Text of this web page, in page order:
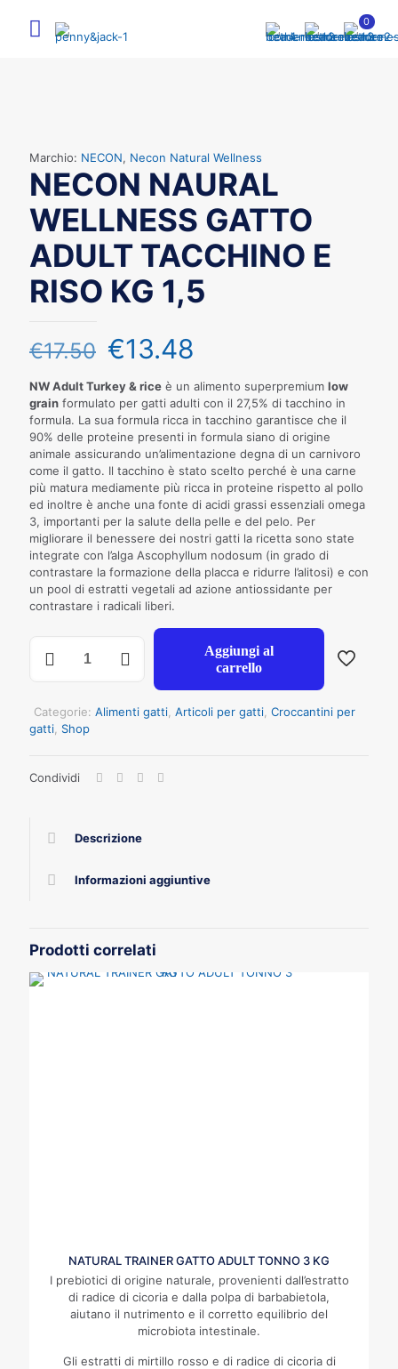
0
Marchio: NECON, Necon Natural Wellness
NECON NAURAL
WELLNESS GATTO
ADULT TACCHINO E
RISO KG 1,5
€17.50 €13.48
NW Adult Turkey & rice è un alimento superpremium low
grain formulato per gatti adulti con il 27,5% di tacchino in
formula. La sua formula ricca in tacchino garantisce che il
90% delle proteine presenti in formula siano di origine
animale assicurando un’alimentazione degna di un carnivoro
come il gatto. Il tacchino è stato scelto perché è una carne
più matura mediamente più ricca in proteine rispetto al pollo
ed inoltre è anche una fonte di acidi grassi essenziali omega
3, importanti per la salute della pelle e del pelo. Per
migliorare il benessere dei nostri gatti la ricetta sono state
integrate con l’alga Ascophyllum nodosum (in grado di
contrastare la formazione della placca e ridurre l’alitosi) e con
un pool di estratti vegetali ad azione antiossidante per
contrastare i radicali liberi.
ADULT
TACCHINO
KG
Aggiungi al
carrello
Categorie: Alimenti gatti Articoli per gatti Croccantini per
gatti Shop
Condividi
Descrizione
Informazioni aggiuntive
Prodotti correlati
NATURAL TRAINER GATTO ADULT TONNO 3 KG
I prebiotici di origine naturale, provenienti dall’estratto
di radice di cicoria e dalla polpa di barbabietola,
aiutano il nutrimento e il corretto equilibrio del
microbiota intestinale.
Gli estratti di mirtillo rosso e di radice di cicoria di